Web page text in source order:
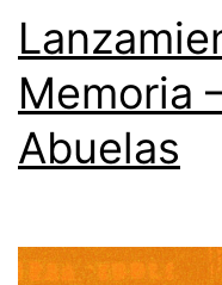
Memoria
Abuelas